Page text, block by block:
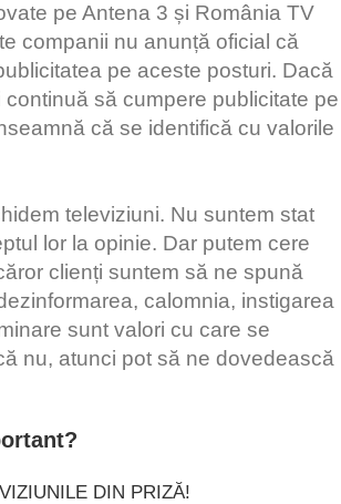
pe Antena 3 și România TV
companii nu anunță oficial că
pe aceste posturi. Dacă
să cumpere publicitate pe
că se identifică cu valorile
televiziuni. Nu suntem stat
lor la opinie. Dar putem cere
clienți suntem să ne spună
calomnia, instigarea
sunt valori cu care se
nu, atunci pot să ne dovedească
DIN PRIZĂ!